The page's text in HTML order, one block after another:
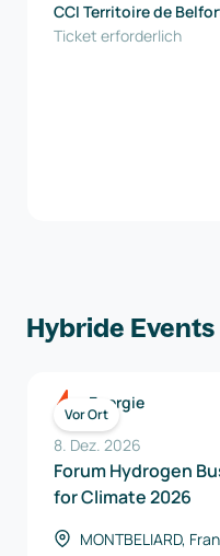
CCI Territoire de
Ticket erforderlich
Hybride Events
Vor Ort
Energie
8. Dez. 2026
Forum Hydrogen
for Climate 2026
MONTBELIARD,